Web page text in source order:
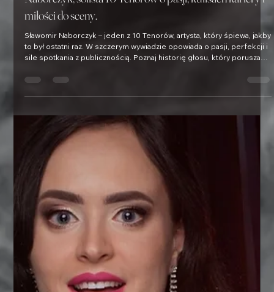
Wywiady
„Śpiewam, jakby to był ostatni raz” – Sławomir
Naborczyk, solista 10 Tenorów o pasji, kulisach kariery i
miłości do sceny.
sile spotkania z publicznością. Poznaj historię głosu, który porusza
serca i nadaje muzyce prawdziwe emocje.